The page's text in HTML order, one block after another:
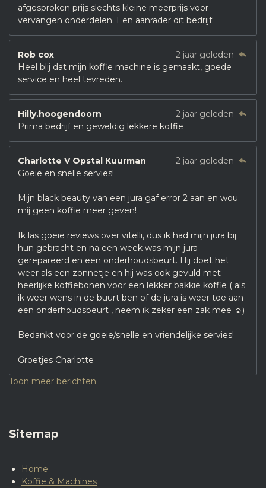
afgesproken prijs slechts kleine meerprijs voor
vervangen onderdelen. Een aanrader dit bedrijf.
Rob cox
2 jaar geleden
Heel blij dat mijn koffie machine is gemaakt, goede
service en heel tevreden.
Hilly.hoogendoorn
2 jaar geleden
Prima bedrijf en geweldig lekkere koffie
Charlotte V Opstal Kuurman
2 jaar geleden
Goeie en snelle servies!
Mijn black beauty van een jura gaf error 2 aan en wou
mij geen koffie meer geven!
Ik las goeie reviews over vitelli, dus ik had mijn jura bij
hun gebracht en na een week was mijn jura
gerepareerd en een onderhoudsbeurt. Hij doet het
weer als een zonnetje en hij was ook gevuld met
heerlijke koffiebonen voor een lekker bakkie koffie ( als
ik weer wens in de buurt ben of de jura is weer toe aan
een onderhoudsbeurt , neem ik zeker een zak mee ☺️)
Bedankt voor de goeie/snelle en vriendelijke servies!
Groetjes Charlotte
Toon meer berichten
Sitemap
Home
Koffie & Machines